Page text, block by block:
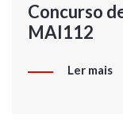
Concurso
MAI112
Ler mais